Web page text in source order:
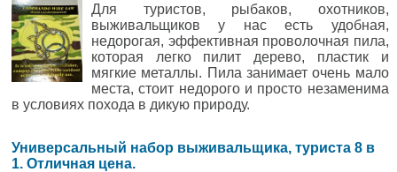
Для туристов, рыбаков, охотников,
выживальщиков у нас есть удобная,
недорогая, эффективная проволочная пила,
которая легко пилит дерево, пластик и
мягкие металлы. Пила занимает очень мало
места, стоит недорого и просто незаменима
в условиях похода в дикую природу.
Универсальный набор выживальщика, туриста 8 в
1. Отличная цена.